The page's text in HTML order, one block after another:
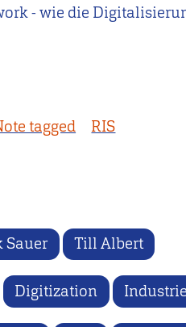
- wie die
tagged RIS
Sauer Till Albert
Digitization